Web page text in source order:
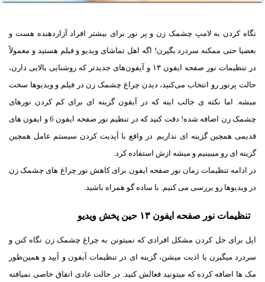
نگاه کردن به لامپ چشمک زن و پر نور برای بیشتر افراد آزاردهنده هست و
بعضیا حتی ممکنه سردرد بگیرن! اگه اهل تماشای ویدیو و فیلم هستید و معمولاً
در تنظیمات نور صفحه ایفون ۱۳ و آیفون‌های جدیدتر که روشنایی بالایی دارن،
حالت پرنور رو انتخاب می‌کنید، دیدن چراغ چشمک زن در فیلم و ویدیوها سخت
میشه. اما نکته ی جالب اینه که در آیفون گزینه ای برای کم کردن نورهای
چشمک زن اضافه شده! دقت کنید که در تنظیم نور صفحه ایفون 6 و ایفون های
قدیمی همچین گزینه ای نداریم. در واقع با آپدیت کردن سیستم عامل همچین
گزینه ای رو میبینیم و میشه ازش استفاده کرد.
در ادامه تنظیمات زمان نور صفحه ایفون برای کاهش نور چراغ های چشمک زن
در ویدیوها رو بررسی می کنیم. با ساده گو همراه باشید.
تنظیمات نور صفحه ایفون ۱۳ حین پخش ویدیو
اپل برای حل کردن مشکل افرادی که نمیتونن به چراغ چشمک زن نگاه کنن و
سردرد میگیرن یا اذیت میشن، گزینه ای در تنظیمات آیفون و آیپد و همین‌طور
مک ها اضافه کرده که میتونید فعالش کنید. در حالت عادی اتفاق خاصی نمیافته